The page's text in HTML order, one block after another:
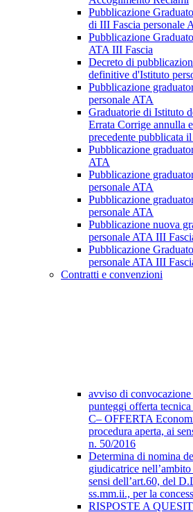
Pubblicazione
di III Fascia personale
Pubblicazione
ATA III Fascia
Decreto di
definitive d'Istituto
Pubblicazione
personale ATA
Graduatorie di Istituto
Errata Corrige annulla
precedente pubblicata
Pubblicazione
ATA
Pubblicazione
personale ATA
Pubblicazione
personale ATA
Pubblicazione nuova
personale ATA III
Pubblicazione
personale ATA III
Contratti e convenzioni
avviso di
punteggi offerta
C– OFFERTA
procedura aperta, ai
n. 50/2016
Determina di nomina
giudicatrice
sensi dell’art.60, del
ss.mm.ii., per la
RISPOSTE A